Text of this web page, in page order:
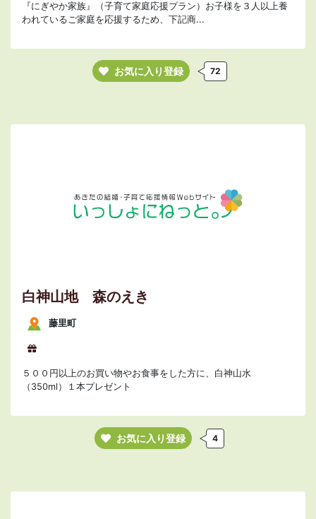
『にぎやか家族』（子育て家庭応援プラン）お子様を３人以上養
われているご家庭を応援するため、下記商...
お気に入り登録 72
白神山地 森のえき
藤里町
５００円以上のお買い物やお食事をした方に、白神山水
（350ml）１本プレゼント
お気に入り登録 4